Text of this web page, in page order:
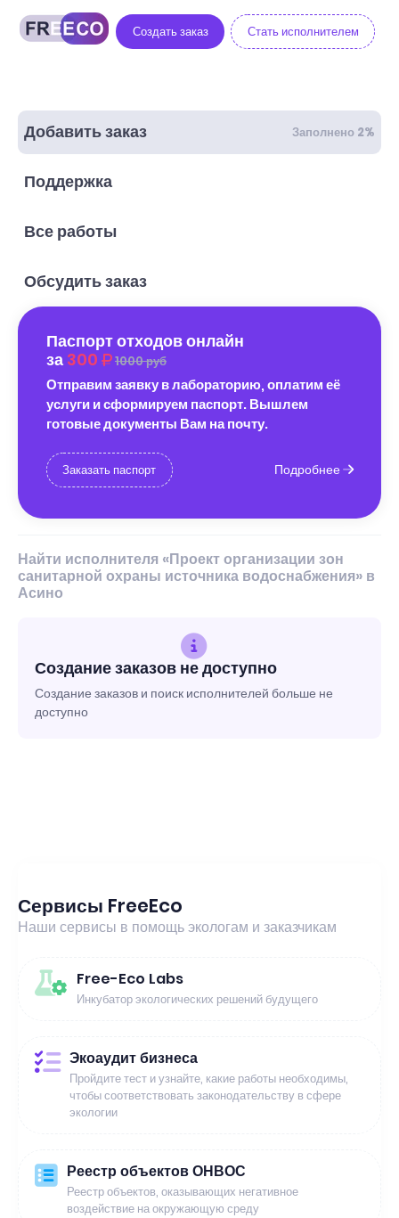
Создать заказ Стать исполнителем
Добавить заказ Заполнено 2%
Поддержка
Все работы
Обсудить заказ
Паспорт отходов онлайн
за 300 1000 руб
Отправим заявку в лабораторию, оплатим её
услуги и сформируем паспорт. Вышлем
готовые документы Вам на почту.
Заказать паспорт Подробнее
Найти исполнителя «Проект организации зон
санитарной охраны источника водоснабжения» в
Асино
Создание заказов не доступно
Создание заказов и поиск исполнителей больше не
доступно
Сервисы FreeEco
Наши сервисы в помощь экологам и заказчикам
Free-Eco Labs
Инкубатор экологических решений будущего
Экоаудит бизнеса
Пройдите тест и узнайте, какие работы необходимы,
чтобы соответствовать законодательству в сфере
экологии
Реестр объектов ОНВОС
Реестр объектов, оказывающих негативное
воздействие на окружающую среду